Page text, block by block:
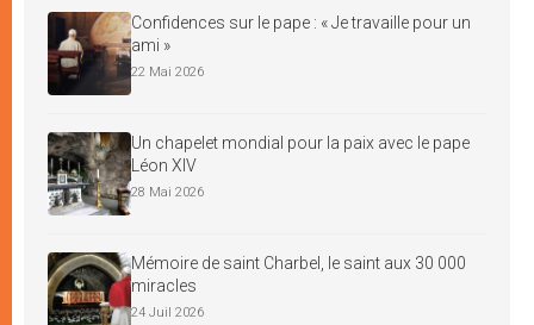
Confidences sur le pape : « Je travaille pour un
ami »
22 Mai 2026
Un chapelet mondial pour la paix avec le pape
Léon XIV
28 Mai 2026
Mémoire de saint Charbel, le saint aux 30 000
miracles
24 Juil 2026